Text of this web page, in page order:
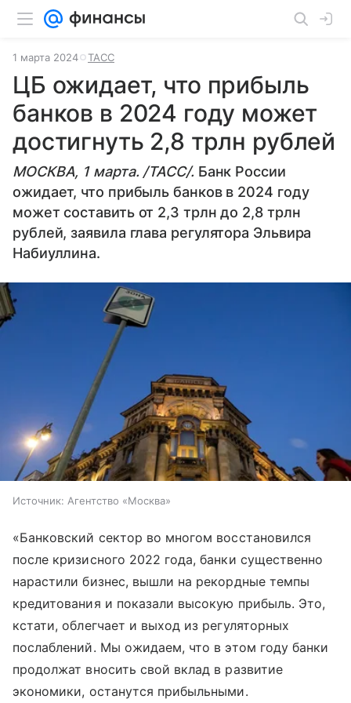
1 марта 2024 ТАСС
ЦБ ожидает, что прибыль
банков в 2024 году может
достигнуть 2,8 трлн рублей
МОСКВА, 1 марта. /ТАСС/. Банк России
ожидает, что прибыль банков в 2024 году
может составить от 2,3 трлн до 2,8 трлн
рублей, заявила глава регулятора Эльвира
Набиуллина.
Источник: Агентство «Москва»
«Банковский сектор во многом восстановился
после кризисного 2022 года, банки существенно
нарастили бизнес, вышли на рекордные темпы
кредитования и показали высокую прибыль. Это,
кстати, облегчает и выход из регуляторных
послаблений. Мы ожидаем, что в этом году банки
продолжат вносить свой вклад в развитие
экономики, останутся прибыльными.